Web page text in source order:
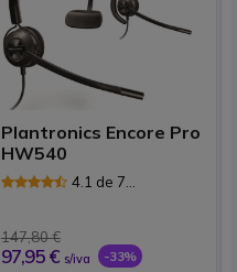
Plantronics Encore Pro
HW540
4.1 de 7
147,80 €
97,95 € s/iva -33%